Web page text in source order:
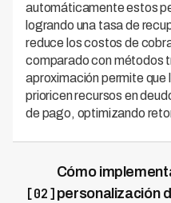
automáticamente estos
logrando una tasa de
reduce los costos de
comparado con métodos
aproximación permite que
prioricen recursos en
de pago, optimizando
[02]
Cómo
personalización